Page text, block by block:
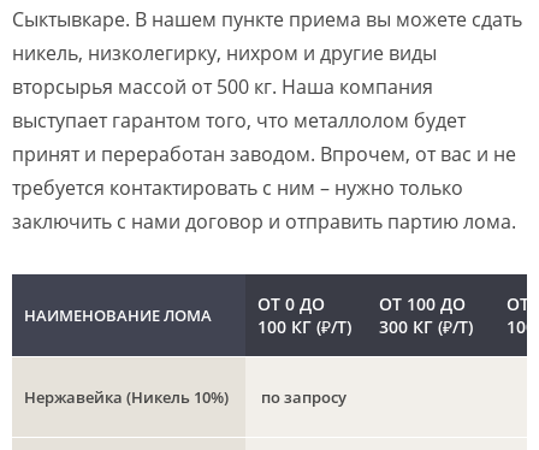
Сыктывкаре. В нашем пункте приема вы можете сдать
никель, низколегирку, нихром и другие виды
вторсырья массой от 500 кг. Наша компания
выступает гарантом того, что металлолом будет
принят и переработан заводом. Впрочем, от вас и не
требуется контактировать с ним – нужно только
заключить с нами договор и отправить партию лома.
НАИМЕНОВАНИЕ ЛОМА
ОТ 0 ДО
100 КГ (₽/Т)
ОТ 100 ДО
300 КГ (₽/Т)
ОТ
Нержавейка (Никель 10%) по запросу